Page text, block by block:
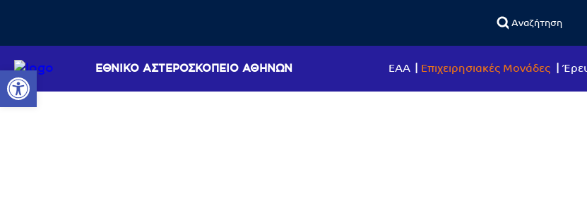
Ανοίξτε τη γραμμή εργαλείωνΕΘΝΙΚΟ ΑΣΤΕΡΟΣΚΟΠΕΙΟ ΑΘΗΝΩΝ ΕΑΑ Επιχειρησιακές Μονάδες